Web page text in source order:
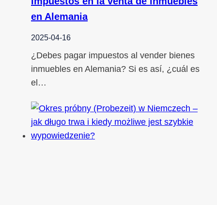
en Alemania
2025-04-16
¿Debes pagar impuestos al vender bienes
inmuebles en Alemania? Si es así, ¿cuál es
el…